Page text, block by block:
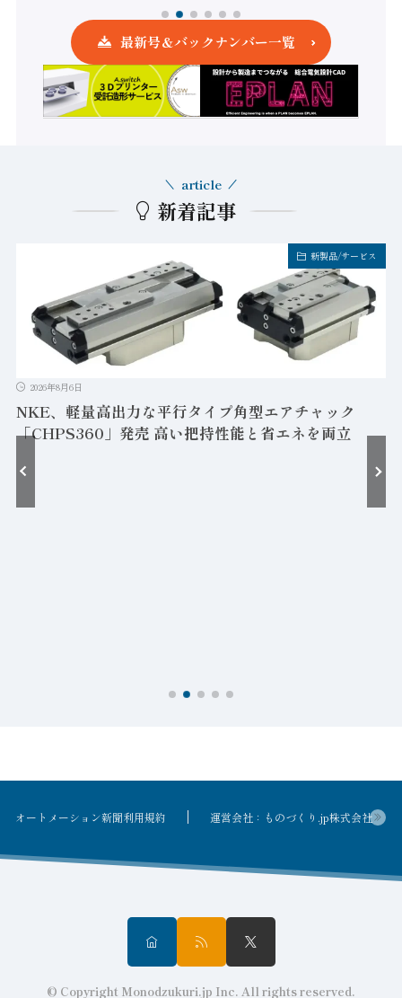
最新号＆バックナンバー一覧
新着記事
article
新製品/サービス
2026年8月6日
NKE、軽量高出力な平行タイプ角型エアチャック
「CHPS360」発売 高い把持性能と省エネを両立
オートメーション新聞利用規約 運営会社：ものづくり.jp株式会社
© Copyright Monodzukuri.jp Inc. All rights reserved.